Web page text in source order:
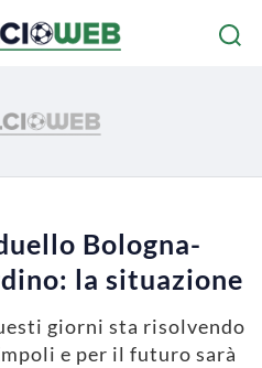
Bologna-
la situazione
giorni sta risolvendo
e per il futuro sarà